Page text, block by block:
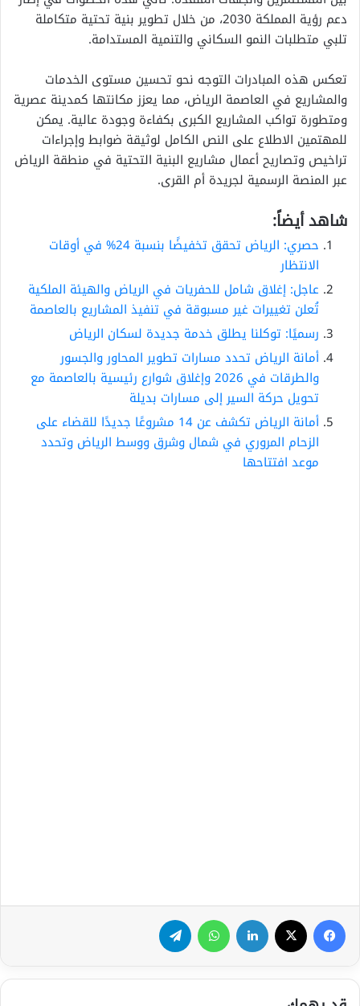
دعم رؤية المملكة 2030، من خلال تطوير بنية تحتية متكاملة
تلبي متطلبات النمو السكاني والتنمية المستدامة.
تعكس هذه المبادرات التوجه نحو تحسين مستوى الخدمات
والمشاريع في العاصمة الرياض، مما يعزز مكانتها كمدينة عصرية
ومتطورة تواكب المشاريع الكبرى بكفاءة وجودة عالية. يمكن
للمهتمين الاطلاع على النص الكامل لوثيقة ضوابط وإجراءات
تراخيص وتصاريح أعمال مشاريع البنية التحتية في منطقة الرياض
عبر المنصة الرسمية لجريدة أم القرى.
شاهد أيضاً:
حصري: الرياض تحقق تخفيضًا بنسبة 24% في أوقات
الانتظار
عاجل: إغلاق شامل للحفريات في الرياض والهيئة الملكية
تُعلن تغييرات غير مسبوقة في تنفيذ المشاريع بالعاصمة
رسميًا: توكلنا يطلق خدمة جديدة لسكان الرياض
أمانة الرياض تحدد مسارات تطوير المحاور والجسور
والطرقات في 2026 وإغلاق شوارع رئيسية بالعاصمة مع
تحويل حركة السير إلى مسارات بديلة
أمانة الرياض تكشف عن 14 مشروعًا جديدًا للقضاء على
الزحام المروري في شمال وشرق ووسط الرياض وتحدد
موعد افتتاحها
فيسبوك لينكدإن واتساب